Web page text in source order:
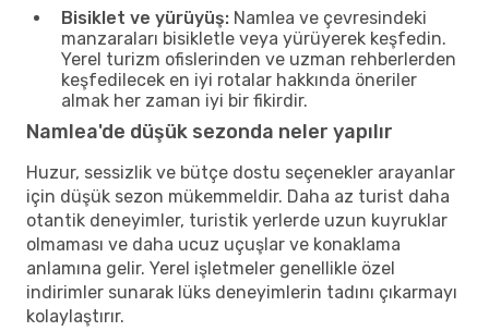
Bisiklet ve yürüyüş: Namlea ve çevresindeki
manzaraları bisikletle veya yürüyerek keşfedin.
Yerel turizm ofislerinden ve uzman rehberlerden
keşfedilecek en iyi rotalar hakkında öneriler
almak her zaman iyi bir fikirdir.
Namlea'de düşük sezonda neler yapılır
Huzur, sessizlik ve bütçe dostu seçenekler arayanlar
için düşük sezon mükemmeldir. Daha az turist daha
otantik deneyimler, turistik yerlerde uzun kuyruklar
olmaması ve daha ucuz uçuşlar ve konaklama
anlamına gelir. Yerel işletmeler genellikle özel
indirimler sunarak lüks deneyimlerin tadını çıkarmayı
kolaylaştırır.